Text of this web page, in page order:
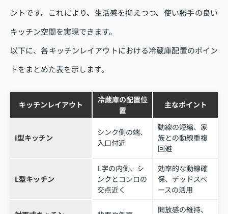
ントです。これにより、生活感を抑えつつ、使い勝手の良い
キッチン空間を実現できます。
以下に、各キッチンレイアウトにおける冷蔵庫配置のポイン
トをまとめた表を示します。
キッチンレイアウト
冷蔵庫の配置位
置
主なポイント
I型キッチン
シンク側の端、
入口付近
動線の短縮、家
族との動線重複
回避
L型キッチン
L字の内側、シ
ンクとコンロの
交点近く
効率的な動線確
保、デッドスペ
ースの活用
開放感の維持、